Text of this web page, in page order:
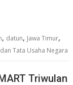
, datun, Jawa Timur,
Tata Usaha Negara
Triwulan